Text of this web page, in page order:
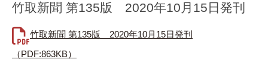
竹取新聞 第135版 2020年10月15日発刊
竹取新聞 第135版 2020年10月15日発刊
（PDF:863KB）